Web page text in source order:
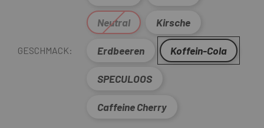
GESCHMACK:
Neutral Kirsche
Erdbeeren Koffein-Cola
SPECULOOS
Caffeine Cherry